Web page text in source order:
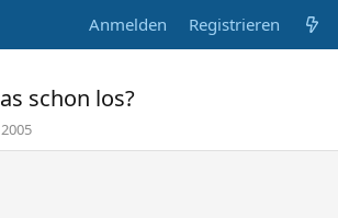
Anmelden Registrieren
schon los?